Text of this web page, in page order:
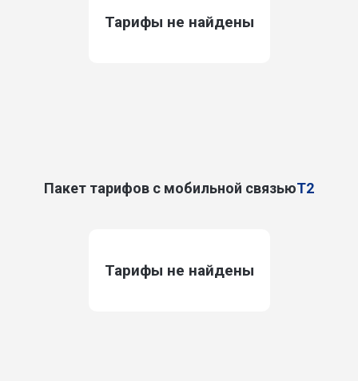
Тарифы не найдены
Пакет тарифов с мобильной связьюT2
Тарифы не найдены